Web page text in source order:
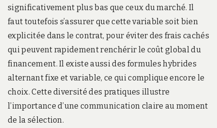
significativement plus bas que ceux du marché. Il
faut toutefois s’assurer que cette variable soit bien
explicitée dans le contrat, pour éviter des frais cachés
qui peuvent rapidement renchérir le coût global du
financement. Il existe aussi des formules hybrides
alternant fixe et variable, ce qui complique encore le
choix. Cette diversité des pratiques illustre
l’importance d’une communication claire au moment
de la sélection.